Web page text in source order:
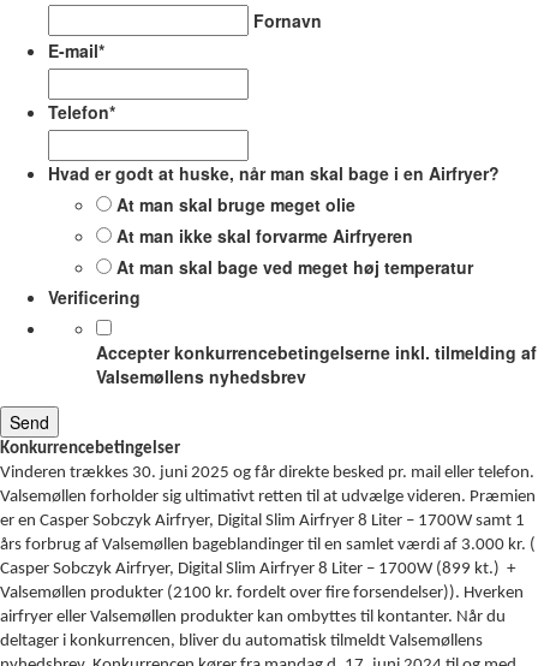
Fornavn
E-mail*
Telefon*
Hvad er godt at huske, når man skal bage i en Airfryer?
At man skal bruge meget olie
At man ikke skal forvarme Airfryeren
At man skal bage ved meget høj temperatur
Verificering
Accepter konkurrencebetingelserne inkl. tilmelding af
Valsemøllens nyhedsbrev
Konkurrencebetingelser
Vinderen trækkes 30. juni 2025 og får direkte besked pr. mail eller telefon.
Valsemøllen forholder sig ultimativt retten til at udvælge videren. Præmien
er en Casper Sobczyk Airfryer, Digital Slim Airfryer 8 Liter – 1700W samt 1
års forbrug af Valsemøllen bageblandinger til en samlet værdi af 3.000 kr. (
Casper Sobczyk Airfryer, Digital Slim Airfryer 8 Liter – 1700W (899 kt.) +
Valsemøllen produkter (2100 kr. fordelt over fire forsendelser)). Hverken
airfryer eller Valsemøllen produkter kan ombyttes til kontanter. Når du
deltager i konkurrencen, bliver du automatisk tilmeldt Valsemøllens